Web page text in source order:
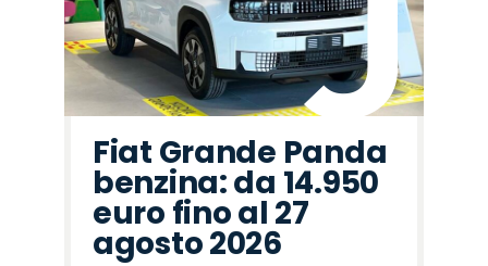
Fiat Grande Panda
benzina: da 14.950
euro fino al 27
agosto 2026